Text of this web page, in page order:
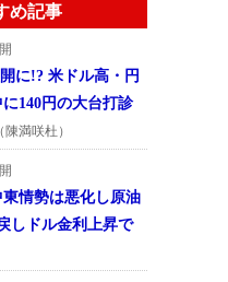
め記事
に!? 米ドル高・円
140円の大台打診
（陳満咲杜）
情勢は悪化し原油
しドル金利上昇で